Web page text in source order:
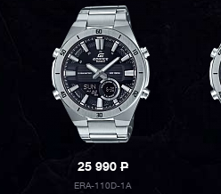
25 990P
ERA-110D-1A